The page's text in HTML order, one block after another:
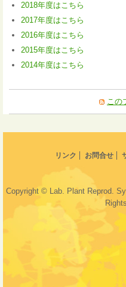
2018年度はこちら
2017年度はこちら
2016年度はこちら
2015年度はこちら
2014年度はこちら
この
リンク お問合せ
Copyright © Lab. Plant Reprod.